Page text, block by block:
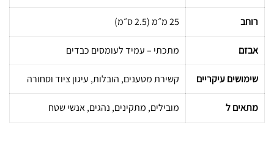
רוחב 25 מ״מ (2.5 ס״מ)
אבזם מתכתי – עמיד לעומסים כבדים
שימושים עיקריים קשירת מטענים, הובלות, עיגון ציוד וסחורה
מתאים ל מובילים, מתקינים, נהגים, אנשי שטח